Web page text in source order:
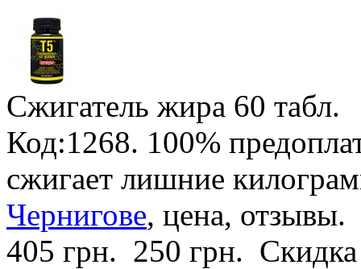
Сжигатель жира 60 табл.
Код:1268. 100%
сжигает лишние
Чернигове, цена, отзывы.
405 грн. 250 грн.